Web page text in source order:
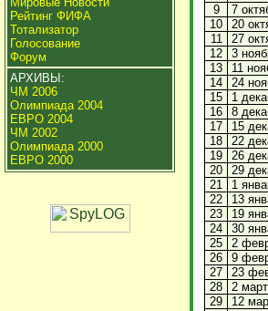
Рейтинг ФИФА
Тотализатор
Голосование
Форум
АРХИВЫ:
ЧМ 2006
Олимпиада 2004
ЕВРО 2004
ЧМ 2002
Олимпиада 2000
ЕВРО 2000
9
7
10
20
11
27
12
3
13
11
14
24
15
1
16
8
17
15
18
22
19
26
20
29
21
1
22
13
23
19
24
30
25
2
26
9
27
23
28
2
29
12